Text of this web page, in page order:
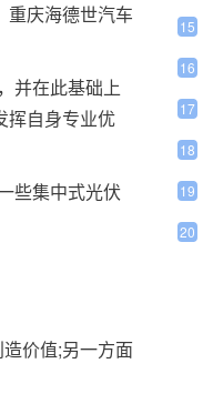
重庆海德世汽车
并在此基础上
挥自身专业优
些集中式光伏
价值;另一方面